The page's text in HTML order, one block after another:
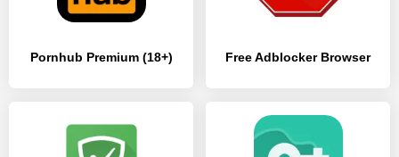
Pornhub Premium (18+) Free Adblocker Browser